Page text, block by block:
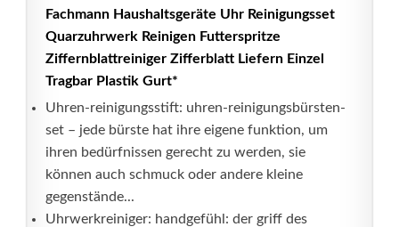
Fachmann Haushaltsgeräte Uhr Reinigungsset
Quarzuhrwerk Reinigen Futterspritze
Ziffernblattreiniger Zifferblatt Liefern Einzel
Tragbar Plastik Gurt*
Uhren-reinigungsstift: uhren-reinigungsbürsten-
set – jede bürste hat ihre eigene funktion, um
ihren bedürfnissen gerecht zu werden, sie
können auch schmuck oder andere kleine
gegenstände...
Uhrwerkreiniger: handgefühl: der griff des